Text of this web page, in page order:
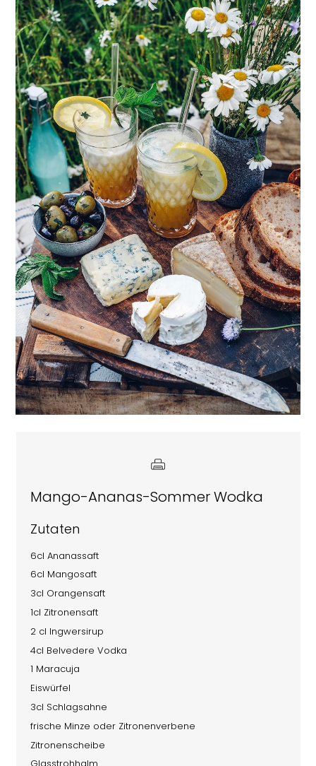
Mango-Ananas-Sommer Wodka
Zutaten
6cl Ananassaft
6cl Mangosaft
3cl Orangensaft
1cl Zitronensaft
2 cl Ingwersirup
4cl Belvedere Vodka
1 Maracuja
Eiswürfel
3cl Schlagsahne
frische Minze oder Zitronenverbene
Zitronenscheibe